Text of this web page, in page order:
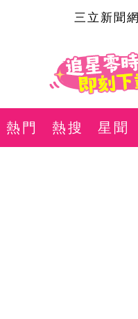
三立新聞網
熱門 熱搜 星聞